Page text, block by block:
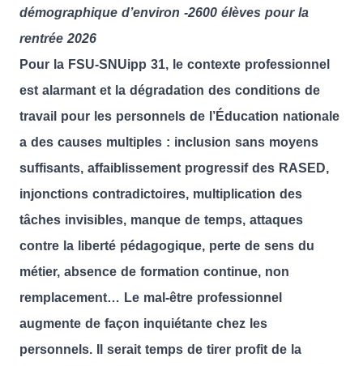
démographique d’environ -2600 élèves pour la
rentrée 2026
Pour la FSU-SNUipp 31, le contexte professionnel
est alarmant et la dégradation des conditions de
travail pour les personnels de l’Éducation nationale
a des causes multiples : inclusion sans moyens
suffisants, affaiblissement progressif des RASED,
injonctions contradictoires, multiplication des
tâches invisibles, manque de temps, attaques
contre la liberté pédagogique, perte de sens du
métier, absence de formation continue, non
remplacement… Le mal-être professionnel
augmente de façon inquiétante chez les
personnels. Il serait temps de tirer profit de la